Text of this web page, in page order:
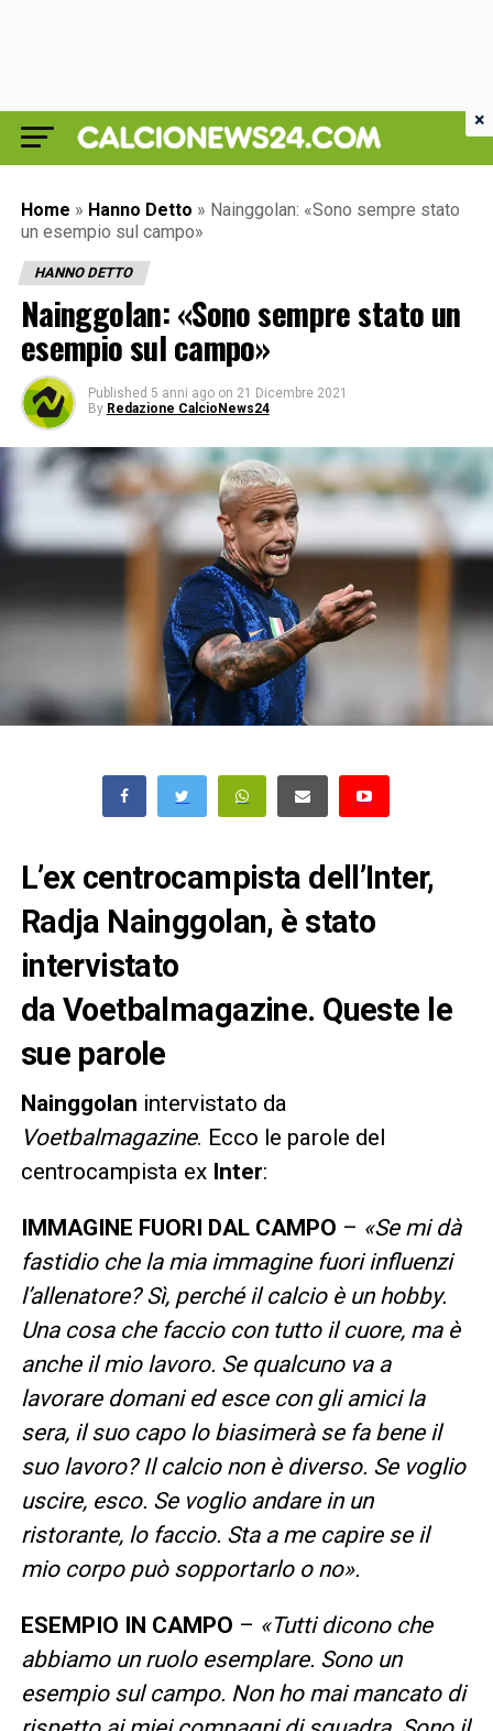
Home » Hanno Detto » Nainggolan: «Sono sempre stato
un esempio sul campo»
HANNO DETTO
Nainggolan: «Sono sempre stato un
esempio sul campo»
Published 5 anni ago on 21 Dicembre 2021
By Redazione CalcioNews24
L’ex centrocampista dell’Inter,
Radja Nainggolan, è stato
intervistato
da Voetbalmagazine. Queste le
sue parole
Nainggolan intervistato da
Voetbalmagazine. Ecco le parole del
centrocampista ex Inter:
IMMAGINE FUORI DAL CAMPO – «Se mi dà
fastidio che la mia immagine fuori influenzi
l’allenatore? Sì, perché il calcio è un hobby.
Una cosa che faccio con tutto il cuore, ma è
anche il mio lavoro. Se qualcuno va a
lavorare domani ed esce con gli amici la
sera, il suo capo lo biasimerà se fa bene il
suo lavoro? Il calcio non è diverso. Se voglio
uscire, esco. Se voglio andare in un
ristorante, lo faccio. Sta a me capire se il
mio corpo può sopportarlo o no».
ESEMPIO IN CAMPO – «Tutti dicono che
abbiamo un ruolo esemplare. Sono un
esempio sul campo. Non ho mai mancato di
×